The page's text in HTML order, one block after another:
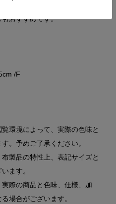
ンパクトにして肩のレイヤー
おすすめです。
/F
環境によって、実際の色味と
。予めご了承ください。
製品の特性上、表記サイズと
ます。
際の商品と色味、仕様、加
場合がございます。